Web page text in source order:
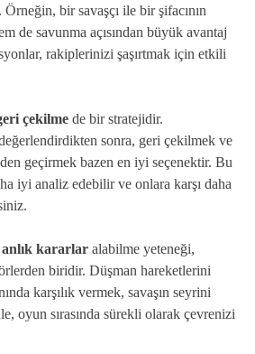
bir savaşçı ile bir şifacının
de savunma açısından büyük avantaj
rakiplerinizi şaşırtmak için etkili
çekilme de bir stratejidir.
sonra, geri çekilmek ve
geçirmek bazen en iyi seçenektir. Bu
iyi analiz edebilir ve onlara karşı daha
anlık kararlar alabilme yeteneği,
biridir. Düşman hareketlerini
karşılık vermek, savaşın seyrini
oyun sırasında sürekli olarak çevrenizi